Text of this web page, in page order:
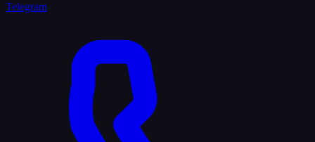
Telegram